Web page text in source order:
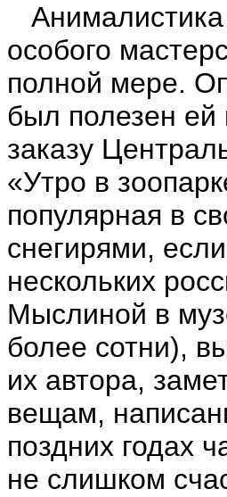
особого
полной мере.
был полезен
заказу
«Утро в
популярная в
снегирями,
нескольких
Мыслиной в
более сотни),
их автора,
вещам,
поздних годах
не слишком